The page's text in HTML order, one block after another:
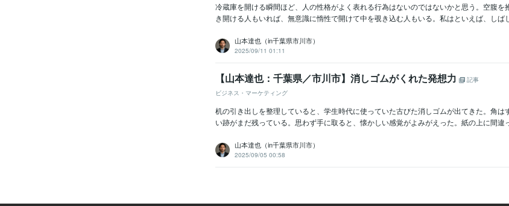
冷蔵庫を開ける瞬間ほど、人の性格がよく表れる行為はないのではないかと思う。空腹を
き開ける人もいれば、無意識に惰性で開けて中を覗き込む人もいる。私はといえば、しば
山本達也（in千葉県市川市）
2025/09/11 01:11
【山本達也：千葉県／市川市】消しゴムがくれた発想力
記事
ビジネス・マーケティング
机の引き出しを整理していると、学生時代に使っていた古びた消しゴムが出てきた。角は
い跡がまだ残っている。思わず手に取ると、懐かしい感覚がよみがえった。紙の上に間違
山本達也（in千葉県市川市）
2025/09/05 00:58